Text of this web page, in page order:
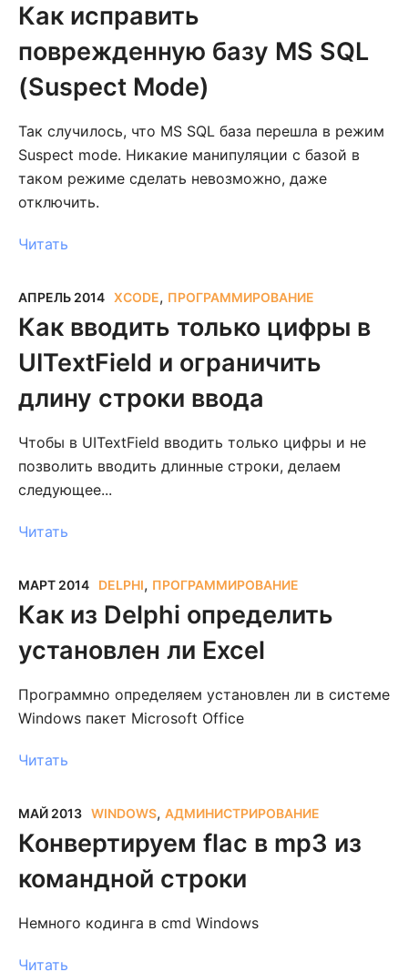
Как исправить
поврежденную базу MS SQL
(Suspect Mode)
Так случилось, что MS SQL база перешла в режим
Suspect mode. Никакие манипуляции с базой в
таком режиме сделать невозможно, даже
отключить.
Читать
АПРЕЛЬ 2014 XCODE, ПРОГРАММИРОВАНИЕ
Как вводить только цифры в
UITextField и ограничить
длину строки ввода
Чтобы в UITextField вводить только цифры и не
позволить вводить длинные строки, делаем
следующее...
Читать
МАРТ 2014 DELPHI, ПРОГРАММИРОВАНИЕ
Как из Delphi определить
установлен ли Excel
Программно определяем установлен ли в системе
Windows пакет Microsoft Office
Читать
МАЙ 2013 WINDOWS, АДМИНИСТРИРОВАНИЕ
Конвертируем flac в mp3 из
командной строки
Немного кодинга в cmd Windows
Читать